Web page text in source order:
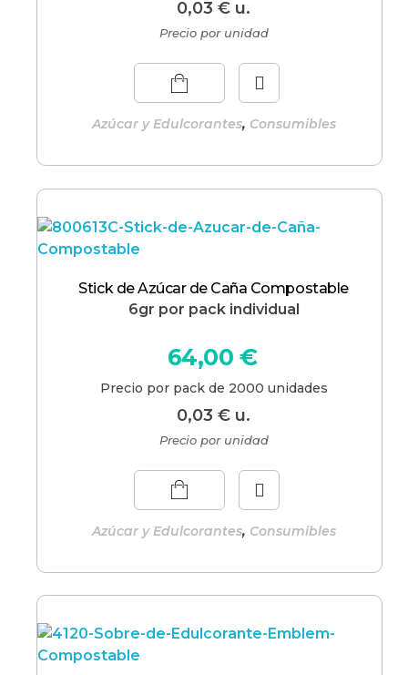
0,03€ u.
Azúcar y Edulcorantes, Consumibles
Precio por unidad
Stick de Azúcar de Caña Compostable
6gr por pack individual
0,03€ u.
64,00 €
Precio por pack de 2000 unidades
Azúcar y Edulcorantes, Consumibles
Precio por unidad